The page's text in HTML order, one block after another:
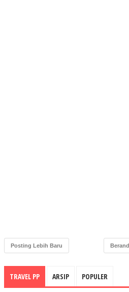
Posting Lebih Baru
TRAVEL PP ARSIP POPULER